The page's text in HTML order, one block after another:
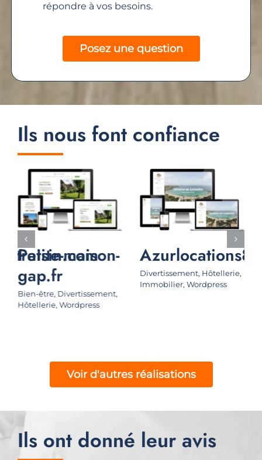
répondre à vos besoins.
Posez une question
Ils nous font confiance
Petite-maison-
gap.fr
Bien-être, Divertissement,
Hôtellerie, Wordpress
Divertissement, Hôtellerie,
Immobilier, Wordpress
Voir d'autres réalisations
Ils ont donné leur avis